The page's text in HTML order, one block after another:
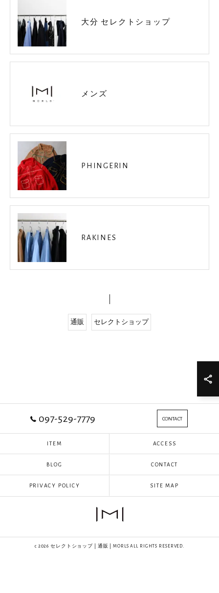
大分 セレクトショップ
メンズ
PHINGERIN
RAKINES
通販 セレクトショップ
097-529-7779 CONTACT
ITEM ACCESS
BLOG CONTACT
PRIVACY POLICY SITE MAP
c 2026 セレクトショップ | 通販 | MORLS ALL RIGHTS RESERVED.